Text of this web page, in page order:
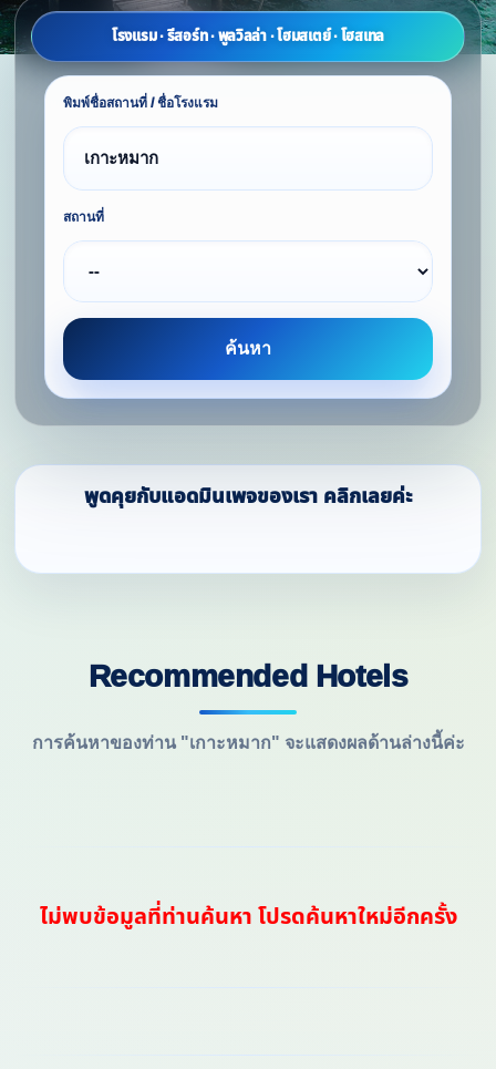
โรงแรม · รีสอร์ท · พูลวิลล่า · โฮมสเตย์ · โฮสเทล
พิมพ์ชื่อสถานที่ / ชื่อโรงแรม
สถานที่
ค้นหา
พูดคุยกับแอดมินเพจของเรา คลิกเลยค่ะ
Recommended Hotels
การค้นหาของท่าน "เกาะหมาก" จะแสดงผลด้านล่างนี้ค่ะ
ไม่พบข้อมูลที่ท่านค้นหา โปรดค้นหาใหม่อีกครั้ง